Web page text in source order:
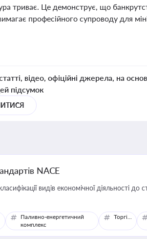
триває. Це демонструє, що
професійного супроводу для
відео, офіційні джерела, на
підсумок
NACE
видів економічної діяльності до
Паливно-енергетичний
комплекс
Торгівля